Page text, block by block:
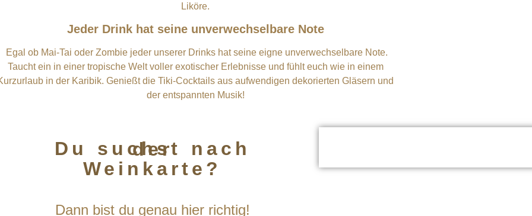
Liköre.
Jeder Drink hat seine unverwechselbare Note
Egal ob Mai-Tai oder Zombie jeder unserer Drinks hat seine eigne unverwechselbare Note.
Taucht ein in einer tropische Welt voller exotischer Erlebnisse und fühlt euch wie in einem
in der Karibik. Genießt die Tiki-Cocktails aus aufwendigen dekorierten Gläsern und
der entspannten Musik!
Du suchst nach der
Weinkarte?
Dann bist du genau hier richtig!